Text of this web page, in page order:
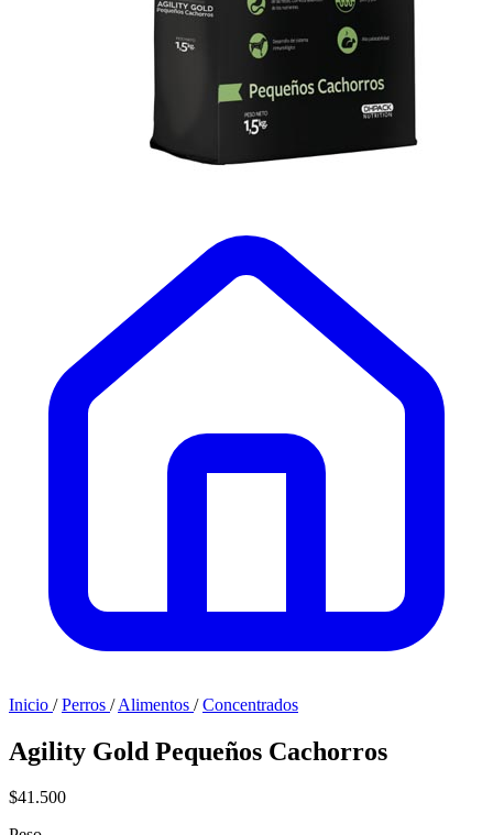
Inicio / Perros / Alimentos / Concentrados
Agility Gold Pequeños Cachorros
$41.500